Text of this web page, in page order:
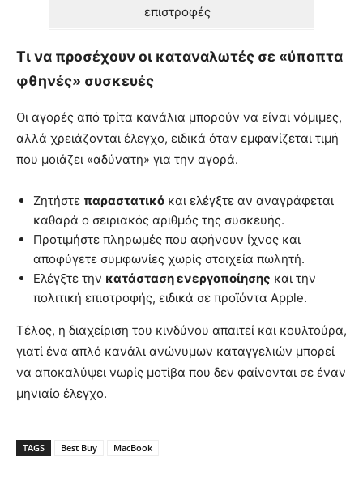
επιστροφές
Τι να προσέχουν οι καταναλωτές σε «ύποπτα
φθηνές» συσκευές
Οι αγορές από τρίτα κανάλια μπορούν να είναι νόμιμες,
αλλά χρειάζονται έλεγχο, ειδικά όταν εμφανίζεται τιμή
που μοιάζει «αδύνατη» για την αγορά.
Ζητήστε παραστατικό και ελέγξτε αν αναγράφεται
καθαρά ο σειριακός αριθμός της συσκευής.
Προτιμήστε πληρωμές που αφήνουν ίχνος και
αποφύγετε συμφωνίες χωρίς στοιχεία πωλητή.
Ελέγξτε την κατάσταση ενεργοποίησης και την
πολιτική επιστροφής, ειδικά σε προϊόντα Apple.
Τέλος, η διαχείριση του κινδύνου απαιτεί και κουλτούρα,
γιατί ένα απλό κανάλι ανώνυμων καταγγελιών μπορεί
να αποκαλύψει νωρίς μοτίβα που δεν φαίνονται σε έναν
μηνιαίο έλεγχο.
TAGS Best Buy MacBook